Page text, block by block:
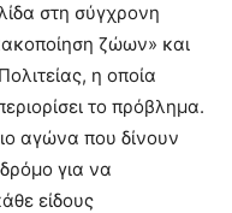
στη σύγχρονη
ζώων» και
η οποία
το πρόβλημα.
αγώνα που δίνουν
για να
είδους